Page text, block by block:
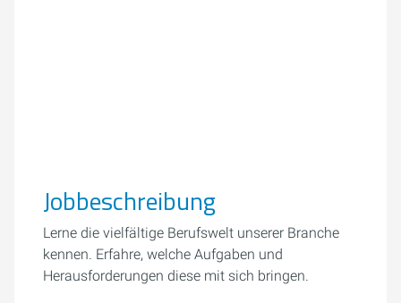
Jobbeschreibung
Lerne die vielfältige Berufswelt unserer Branche
kennen. Erfahre, welche Aufgaben und
Herausforderungen diese mit sich bringen.